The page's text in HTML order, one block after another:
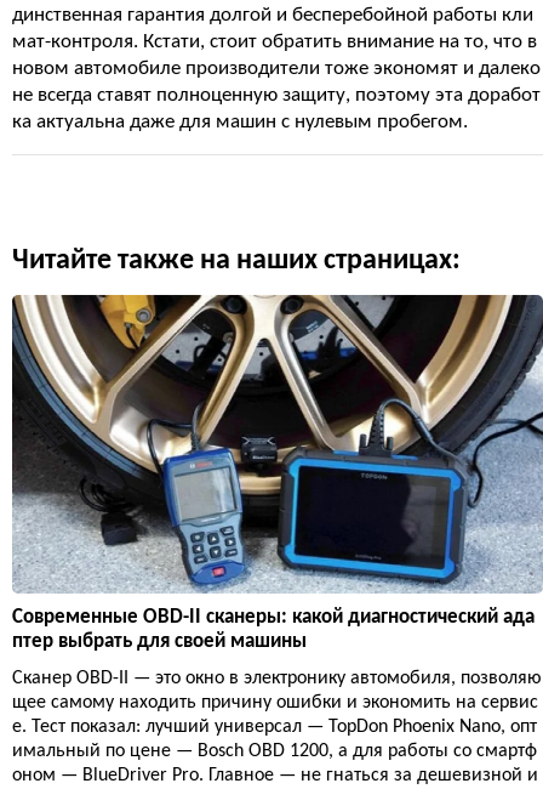
динственная гарантия долгой и бесперебойной работы кли
мат-контроля. Кстати, стоит обратить внимание на то, что в
новом автомобиле производители тоже экономят и далеко
не всегда ставят полноценную защиту, поэтому эта доработ
ка актуальна даже для машин с нулевым пробегом.
Читайте также на наших страницах:
Современные OBD-II сканеры: какой диагностический ада
птер выбрать для своей машины
Сканер OBD-II — это окно в электронику автомобиля, позволяю
щее самому находить причину ошибки и экономить на сервис
е. Тест показал: лучший универсал — TopDon Phoenix Nano, опт
имальный по цене — Bosch OBD 1200, а для работы со смартф
оном — BlueDriver Pro. Главное — не гнаться за дешевизной и